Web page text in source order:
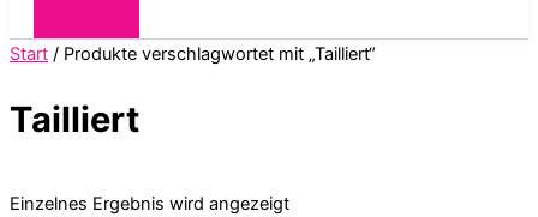
Start / Produkte verschlagwortet mit „Tailliert“
Tailliert
Einzelnes Ergebnis wird angezeigt